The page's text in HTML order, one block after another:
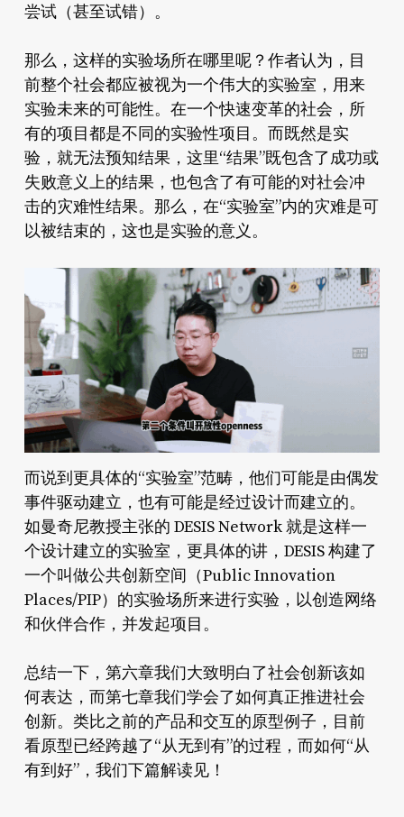
尝试（甚至试错）。
那么，这样的实验场所在哪里呢？作者认为，目
前整个社会都应被视为一个伟大的实验室，用来
实验未来的可能性。在一个快速变革的社会，所
有的项目都是不同的实验性项目。而既然是实
验，就无法预知结果，这里“结果”既包含了成功或
失败意义上的结果，也包含了有可能的对社会冲
击的灾难性结果。那么，在“实验室”内的灾难是可
以被结束的，这也是实验的意义。
而说到更具体的“实验室”范畴，他们可能是由偶发
事件驱动建立，也有可能是经过设计而建立的。
如曼奇尼教授主张的 DESIS Network 就是这样一
个设计建立的实验室，更具体的讲，DESIS 构建了
一个叫做公共创新空间（Public Innovation
Places/PIP）的实验场所来进行实验，以创造网络
和伙伴合作，并发起项目。
总结一下，第六章我们大致明白了社会创新该如
何表达，而第七章我们学会了如何真正推进社会
创新。类比之前的产品和交互的原型例子，目前
看原型已经跨越了“从无到有”的过程，而如何“从
有到好”，我们下篇解读见！